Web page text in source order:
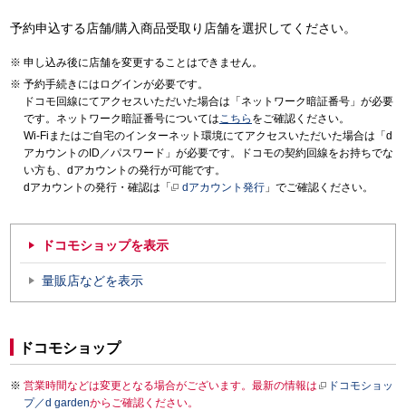
予約申込する店舗/購入商品受取り店舗を選択してください。
申し込み後に店舗を変更することはできません。
予約手続きにはログインが必要です。
ドコモ回線にてアクセスいただいた場合は「ネットワーク暗証番号」が必要
です。ネットワーク暗証番号についてはこちら をご確認ください。
Wi-Fiまたはご自宅のインターネット環境にてアクセスいただいた場合は「d
アカウントのID／パスワード」が必要です。ドコモの契約回線をお持ちでな
い方も、dアカウントの発行が可能です。
dアカウントの発行・確認は「
dアカウント発行 」でご確認ください。
ドコモショップを表示
量販店などを表示
ドコモショップ
営業時間などは変更となる場合がございます。最新の情報は
ドコモショッ
プ／d gardenからご確認ください。